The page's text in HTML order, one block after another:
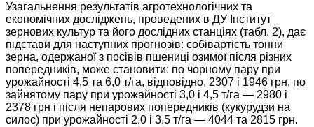
Узагальнення результатів агротехнологічних та
економічних досліджень, проведених в ДУ Інститут
зернових культур та його дослідних станціях (табл. 2), дає
підстави для наступних прогнозів: собівартість тонни
зерна, одержаної з посівів пшениці озимої після різних
попередників, може становити: по чорному пару при
урожайності 4,5 та 6,0 т/га, відповідно, 2307 і 1946 грн, по
зайнятому пару при урожайності 3,0 і 4,5 т/га — 2980 і
2378 грн і після непарових попередників (кукурудзи на
силос) при урожайності 2,0 і 3,5 т/га — 4044 та 2815 грн.